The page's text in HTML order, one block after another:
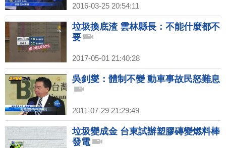
2016-03-25 20:54:11
垃圾換底渣 雲林縣長：不能什麼都不
要
2017-05-01 21:40:28
吳釗燮：體制不變 動車事故民怒難息
2011-07-29 21:29:49
垃圾變成金 台東試辦塑膠磚變燃料棒
發電